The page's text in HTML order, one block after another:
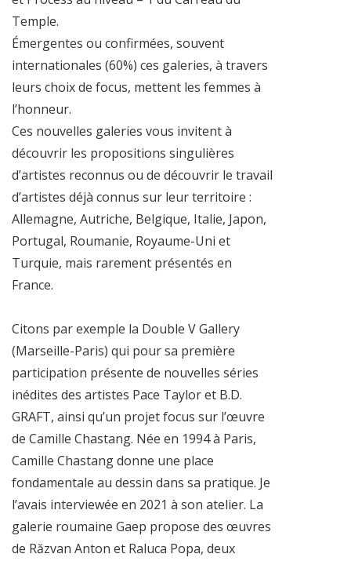
Temple.
Émergentes ou confirmées, souvent
internationales (60%) ces galeries, à travers
leurs choix de focus, mettent les femmes à
l’honneur.
Ces nouvelles galeries vous invitent à
découvrir les propositions singulières
d’artistes reconnus ou de découvrir le travail
d’artistes déjà connus sur leur territoire :
Allemagne, Autriche, Belgique, Italie, Japon,
Portugal, Roumanie, Royaume-Uni et
Turquie, mais rarement présentés en
France.
Citons par exemple la Double V Gallery
(Marseille-Paris) qui pour sa première
participation présente de nouvelles séries
inédites des artistes Pace Taylor et B.D.
GRAFT, ainsi qu’un projet focus sur l’œuvre
de Camille Chastang. Née en 1994 à Paris,
Camille Chastang donne une place
fondamentale au dessin dans sa pratique. Je
l’avais interviewée en 2021 à son atelier. La
galerie roumaine Gaep propose des œuvres
de Răzvan Anton et Raluca Popa, deux